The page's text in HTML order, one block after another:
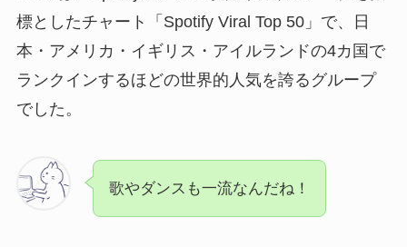
標としたチャート「Spotify Viral Top 50」で、日
本・アメリカ・イギリス・アイルランドの4カ国で
ランクインするほどの世界的人気を誇るグループ
でした。
歌やダンスも一流なんだね！